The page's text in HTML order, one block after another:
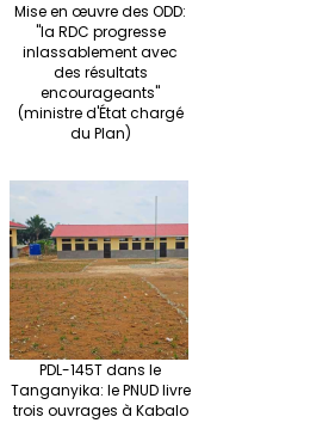
Mise en œuvre des ODD:
"la RDC progresse
inlassablement avec
des résultats
encourageants"
(ministre d'État chargé
du Plan)
PDL-145T dans le
Tanganyika: le PNUD livre
trois ouvrages à Kabalo